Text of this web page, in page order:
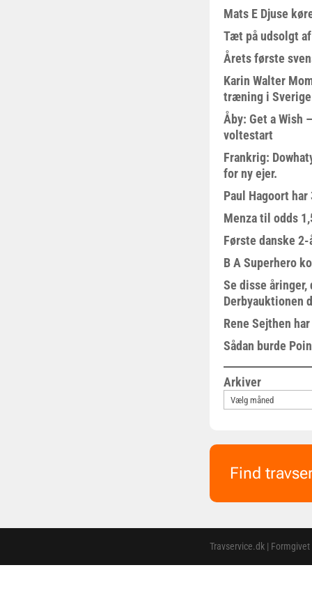
Mats E Djuse
Tæt på udsolgt
Årets første
Karin Walter
træning i Sverige
Åby: Get a Wish
voltestart
Frankrig:
for ny ejer.
Paul Hagoort
Menza til odds
Første danske
B A Superhero
Se disse
Derbyauktionen
Rene Sejthen
Sådan burde
Arkiver
Find
Travservice.dk |